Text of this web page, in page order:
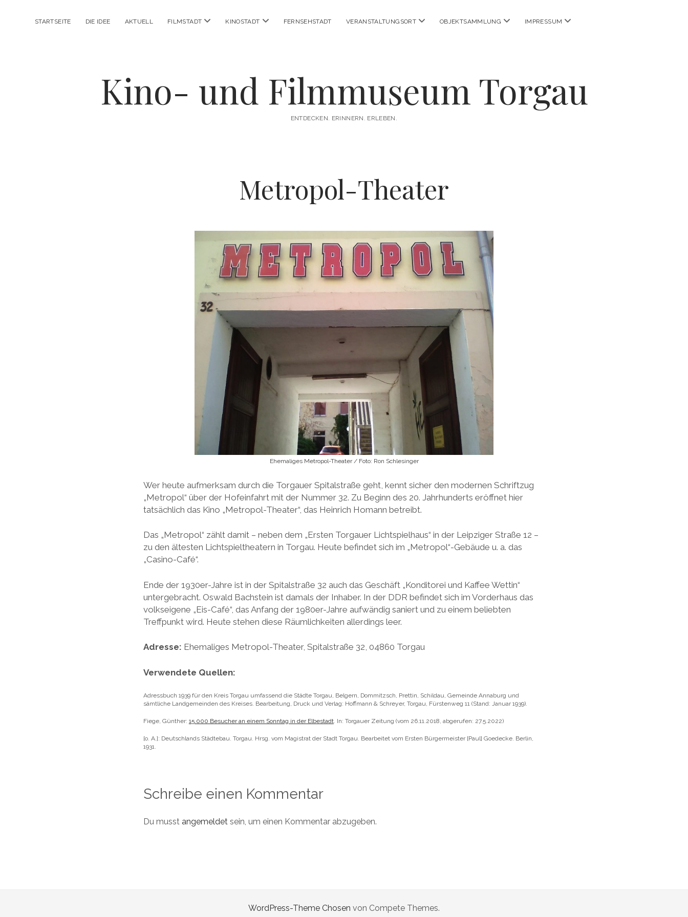
STARTSEITE DIE IDEE AKTUELL FILMSTADT Menü
KINOSTADT Menü
FERNSEHSTADT VERANSTALTUNGSORT Menü
OBJEKTSAMMLUNG Menü
IMPRESSUM Menü
Kino- und Filmmuseum Torgau
ENTDECKEN. ERINNERN. ERLEBEN.
Metropol-Theater
Ehemaliges Metropol-Theater / Foto: Ron Schlesinger
Wer heute aufmerksam durch die Torgauer Spitalstraße geht, kennt sicher den modernen Schriftzug
„Metropol“ über der Hofeinfahrt mit der Nummer 32. Zu Beginn des 20. Jahrhunderts eröffnet hier
tatsächlich das Kino „Metropol-Theater“, das Heinrich Homann betreibt.
Das „Metropol“ zählt damit – neben dem „Ersten Torgauer Lichtspielhaus“ in der Leipziger Straße 12 –
zu den ältesten Lichtspieltheatern in Torgau. Heute befindet sich im „Metropol“-Gebäude u. a. das
„Casino-Café“.
Ende der 1930er-Jahre ist in der Spitalstraße 32 auch das Geschäft „Konditorei und Kaffee Wettin“
untergebracht. Oswald Bachstein ist damals der Inhaber. In der DDR befindet sich im Vorderhaus das
volkseigene „Eis-Café“, das Anfang der 1980er-Jahre aufwändig saniert und zu einem beliebten
Treffpunkt wird. Heute stehen diese Räumlichkeiten allerdings leer.
Adresse: Ehemaliges Metropol-Theater, Spitalstraße 32, 04860 Torgau
Verwendete Quellen:
Adressbuch 1939 für den Kreis Torgau umfassend die Städte Torgau, Belgern, Dommitzsch, Prettin, Schildau, Gemeinde Annaburg und
sämtliche Landgemeinden des Kreises. Bearbeitung, Druck und Verlag: Hoffmann & Schreyer, Torgau, Fürstenweg 11 (Stand: Januar 1939).
Fiege, Günther: 15.000 Besucher an einem Sonntag in der Elbestadt. In: Torgauer Zeitung (vom 26.11.2018, abgerufen: 27.5.2022)
[o. A.]: Deutschlands Städtebau. Torgau. Hrsg. vom Magistrat der Stadt Torgau. Bearbeitet vom Ersten Bürgermeister [Paul] Goedecke. Berlin,
1931.
Schreibe einen Kommentar
Du musst angemeldetsein, um einen Kommentar abzugeben.
WordPress-Theme Chosen von Compete Themes.